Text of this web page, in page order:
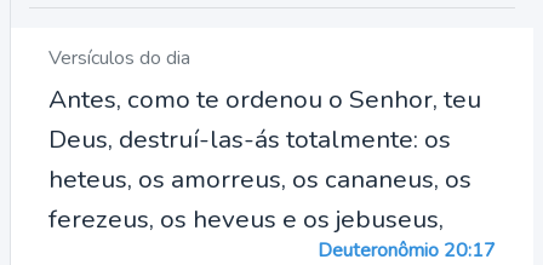
Versículos do dia
Antes, como te ordenou o Senhor, teu
Deus, destruí-las-ás totalmente: os
heteus, os amorreus, os cananeus, os
ferezeus, os heveus e os jebuseus,
Deuteronômio 20:17